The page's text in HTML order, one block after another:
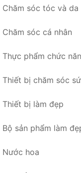
Chăm sóc tóc và da
Chăm sóc cá nhân
Thực phẩm chức
Thiết bị chăm sóc
Thiết bị làm đẹp
Bộ sản phẩm làm
Nước hoa